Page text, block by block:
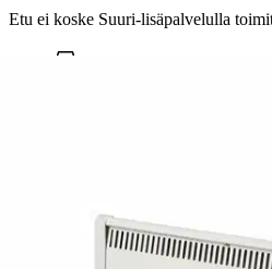
Etu ei koske Suuri‑lisäpalvelulla